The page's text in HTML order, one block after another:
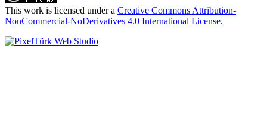
This work is licensed under a Creative Commons Attribution-
NonCommercial-NoDerivatives 4.0 International License.